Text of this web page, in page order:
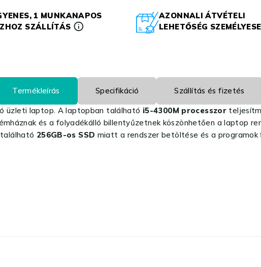
1 MUNKANAPOS
SZÁLLÍTÁS
AZONNALI ÁTVÉTELI
LEHETŐSÉG
Termékleírás Specifikáció Szállítás és fizetés
üzleti laptop. A laptopban található i5-4300M processzor
és a folyadékálló billentyűzetnek köszönhetően a laptop
256GB-os SSD miatt a rendszer betöltése és a